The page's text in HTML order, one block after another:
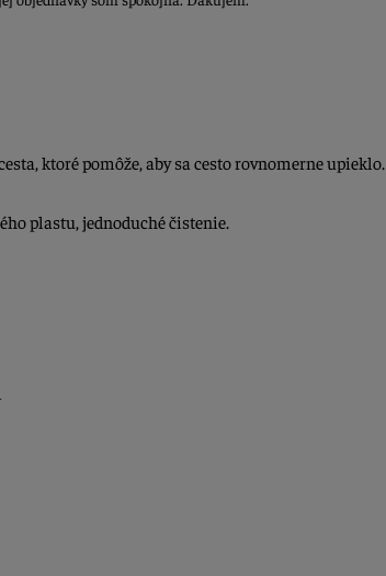
ktoré pomôže, aby sa cesto rovnomerne upieklo.
plastu, jednoduché čistenie.